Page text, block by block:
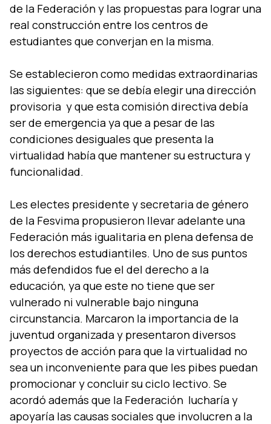
de la Federación y las propuestas para lograr una
real construcción entre los centros de
estudiantes que converjan en la misma.
Se establecieron como medidas extraordinarias
las siguientes: que se debía elegir una dirección
provisoria y que esta comisión directiva debía
ser de emergencia ya que a pesar de las
condiciones desiguales que presenta la
virtualidad había que mantener su estructura y
funcionalidad.
Les electes presidente y secretaria de género
de la Fesvima propusieron llevar adelante una
Federación más igualitaria en plena defensa de
los derechos estudiantiles. Uno de sus puntos
más defendidos fue el del derecho a la
educación, ya que este no tiene que ser
vulnerado ni vulnerable bajo ninguna
circunstancia. Marcaron la importancia de la
juventud organizada y presentaron diversos
proyectos de acción para que la virtualidad no
sea un inconveniente para que les pibes puedan
promocionar y concluir su ciclo lectivo. Se
acordó además que la Federación lucharía y
apoyaría las causas sociales que involucren a la